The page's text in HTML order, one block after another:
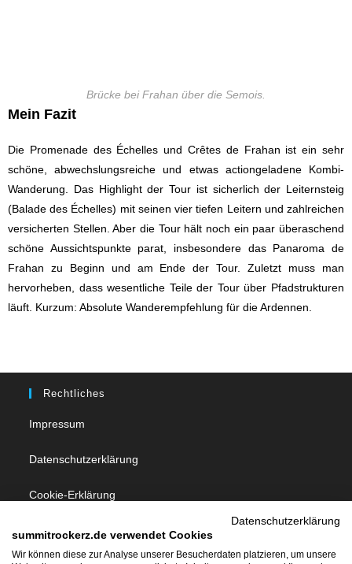
Brücke bei Frahan über die Semois.
Mein Fazit
Die Promenade des Échelles und Crêtes de Frahan ist ein sehr
schöne, abwechslungsreiche und etwas actiongeladene Kombi-
Wanderung. Das Highlight der Tour ist sicherlich der Leiternsteig
(Balade des Échelles) mit seinen vier tiefen Leitern und zahlreichen
versicherten Stellen. Aber die Tour hält noch ein paar überaschend
schöne Aussichtspunkte parat, insbesondere das Panaroma de
Frahan zu Beginn und am Ende der Tour. Zuletzt muss man
hervorheben, dass wesentliche Teile der Tour über Pfadstrukturen
läuft. Kurzum: Absolute Wanderempfehlung für die Ardennen.
Rechtliches
Impressum
Datenschutzerklärung
Cookie-Erklärung
Follow Us
Datenschutzerklärung
summitrockerz.de verwendet Cookies
Wir können diese zur Analyse unserer Besucherdaten platzieren, um unsere